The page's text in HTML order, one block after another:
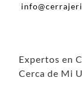
Expertos en
Cerca de Mi